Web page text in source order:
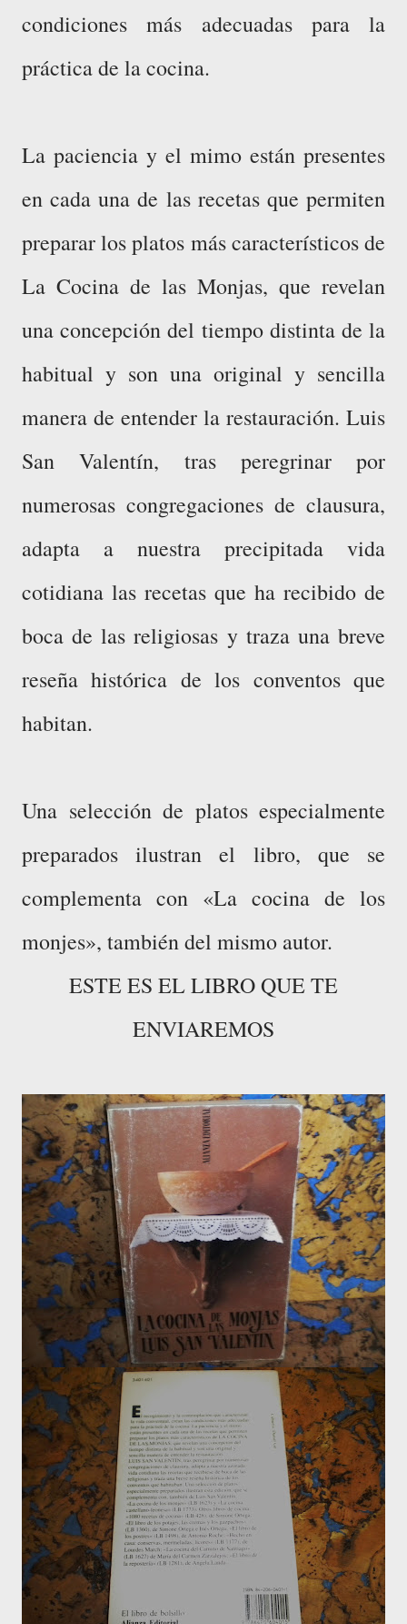
condiciones más adecuadas para la
práctica de la cocina.
La paciencia y el mimo están presentes
en cada una de las recetas que permiten
preparar los platos más característicos de
La Cocina de las Monjas, que revelan
una concepción del tiempo distinta de la
habitual y son una original y sencilla
manera de entender la restauración. Luis
San Valentín, tras peregrinar por
numerosas congregaciones de clausura,
adapta a nuestra precipitada vida
cotidiana las recetas que ha recibido de
boca de las religiosas y traza una breve
reseña histórica de los conventos que
habitan.
Una selección de platos especialmente
preparados ilustran el libro, que se
complementa con «La cocina de los
monjes», también del mismo autor.
ESTE ES EL LIBRO QUE TE
ENVIAREMOS